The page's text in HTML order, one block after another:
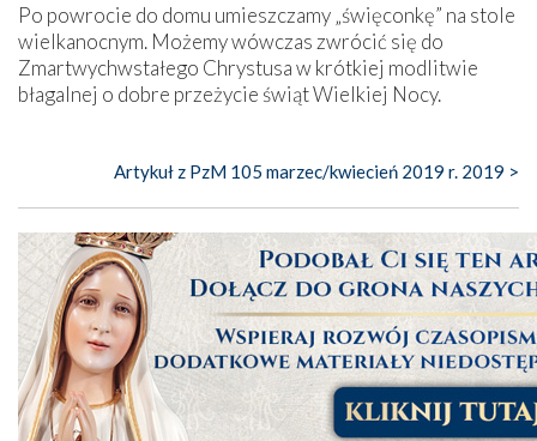
Po powrocie do domu umieszczamy „święconkę” na stole
wielkanocnym. Możemy wówczas zwrócić się do
Zmartwychwstałego Chrystusa w krótkiej modlitwie
błagalnej o dobre przeżycie świąt Wielkiej Nocy.
Artykuł z PzM 105 marzec/kwiecień 2019 r. 2019 >